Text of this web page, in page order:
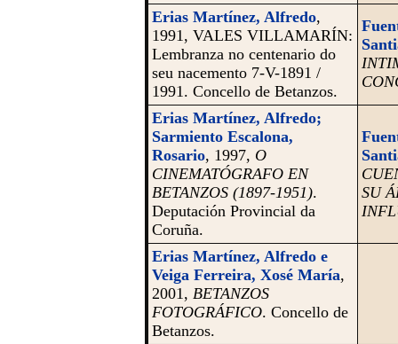
Erias Martínez, Alfredo,
1991, VALES VILLAMARÍN:
Lembranza no centenario do
seu nacemento 7-V-1891 /
1991. Concello de Betanzos.
Erias Martínez, Alfredo;
Sarmiento Escalona,
Rosario, 1997, O
CINEMATÓGRAFO EN
BETANZOS (1897-1951).
Deputación Provincial da
Coruña.
SU
Erias Martínez, Alfredo e
Veiga Ferreira, Xosé María,
2001, BETANZOS
FOTOGRÁFICO. Concello de
Betanzos.